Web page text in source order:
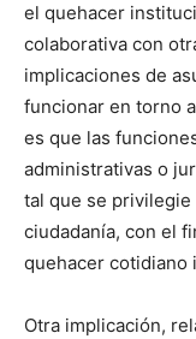
el quehacer
colaborativa con
implicaciones de
funcionar en torno
es que las
administrativas o
tal que se
ciudadanía, con el
quehacer cotidiano
Otra implicación,